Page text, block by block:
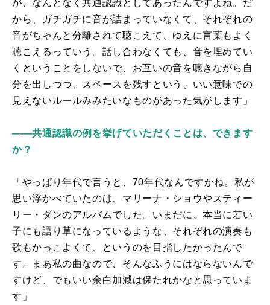
が、なんとなく共通認識としてあったんですよね。だ
から、ガチガチに音が詰まっていなくて、それぞれの
音がちゃんと分離されて聴こえて、ゆえに言葉もよく
聴こえるっていう。話し合わなくても、音を埋めてい
くということをしないで、お互いの音を聴きながら自
分を出しつつ、スペースを残すという、いい意味での
見えないルールみみたいなものがあった気がします」
――共通認識の例を挙げていただくことは、できます
か？
「やっぱり年代で言うと、 70年代なんですかね。私が
思い浮かべていたのは、マリーナ・ショウやスティー
リー・ダンのアルバムでした。いまだに、本当に若い
子にも語り草になっているような、それぞれの演奏も
歌もかっこよくて、というのを目指したかったんで
す。まあ私の曲なので、そんなふうにはならないんで
すけど、でもいい余白加減は保たれかなと思っていま
す」